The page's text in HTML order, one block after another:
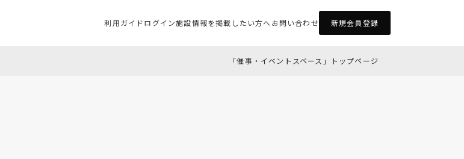
利用ガイドログイン施設情報を掲載したい方へお問い合わせ 新規会員登録
「催事・イベントスペース」トップページ